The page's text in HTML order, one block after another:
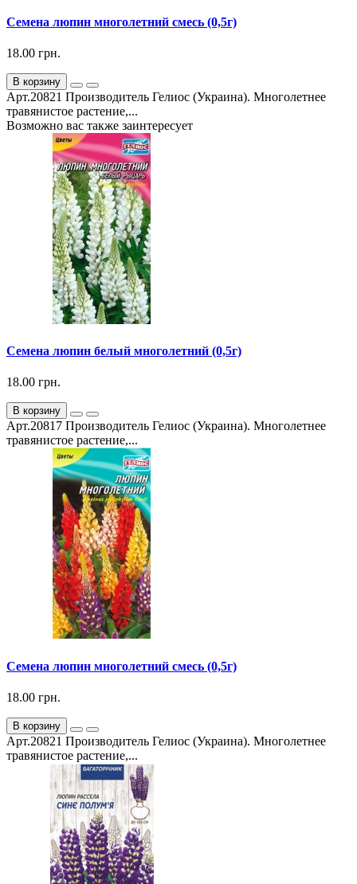
Семена люпин многолетний смесь (0,5г)
18.00 грн.
В корзину
Арт.20821 Производитель Гелиос (Украина). Многолетнее
травянистое растение,...
Возможно вас также заинтересует
Семена люпин белый многолетний (0,5г)
18.00 грн.
В корзину
Арт.20817 Производитель Гелиос (Украина). Многолетнее
травянистое растение,...
Семена люпин многолетний смесь (0,5г)
18.00 грн.
В корзину
Арт.20821 Производитель Гелиос (Украина). Многолетнее
травянистое растение,...